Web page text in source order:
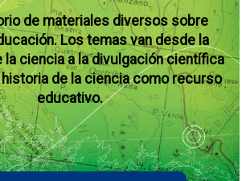
de materiales diversos sobre
Los temas van desde la
la ciencia a la divulgación científica
historia de la ciencia como recurso
educativo.